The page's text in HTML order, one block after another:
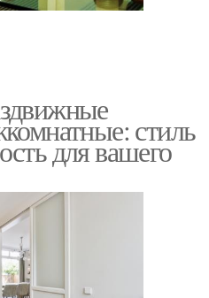
стиль
для вашего